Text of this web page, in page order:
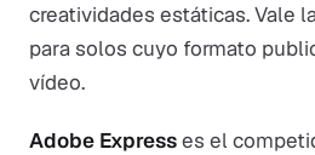
creatividades estáticas. Vale
para solos cuyo formato
vídeo.
Adobe Expresses el